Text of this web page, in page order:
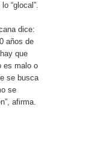
“glocal”.
dice:
años de
que
es malo o
se busca
se
afirma.